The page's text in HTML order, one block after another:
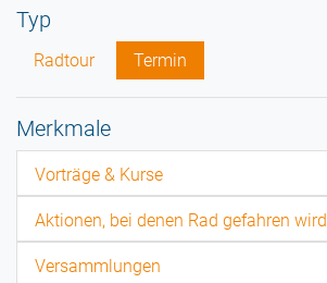
Typ
Radtour Termin
Merkmale
Vorträge & Kurse
Aktionen, bei denen Rad gefahren wird
Versammlungen